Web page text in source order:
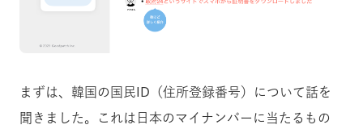
まずは、韓国の国民ID（住所登録番号）について話を
聞きました。これは日本のマイナンバーに当たるもの